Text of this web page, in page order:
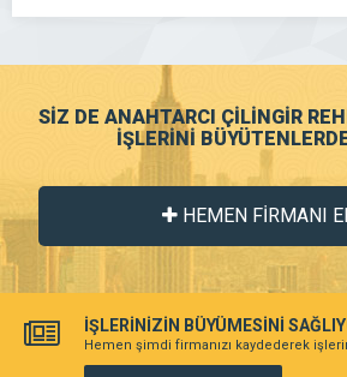
SİZ DE ANAHTARCI ÇİLİNGİR
İŞLERİNİ
HEMEN FİRMANI
İŞLERİNİZİN BÜYÜMESİNİ
Hemen şimdi firmanızı kaydederek